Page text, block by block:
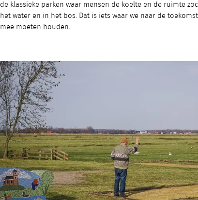
de klassieke parken waar mensen de koelte en de ruimte
het water en in het bos. Dat is iets waar we naar de
mee moeten houden.